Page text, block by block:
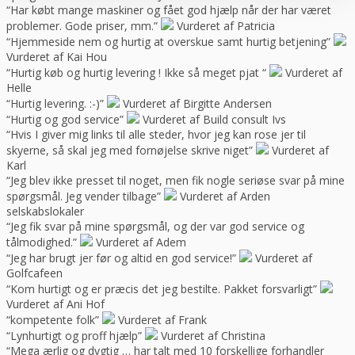
“Har købt mange maskiner og fået god hjælp når der har været
problemer. Gode priser, mm.”
Vurderet af Patricia
“Hjemmeside nem og hurtig at overskue samt hurtig betjening”
Vurderet af Kai Hou
“Hurtig køb og hurtig levering ! Ikke så meget pjat “
Vurderet af
Helle
“Hurtig levering. :-)”
Vurderet af Birgitte Andersen
“Hurtig og god service”
Vurderet af Build consult Ivs
“Hvis I giver mig links til alle steder, hvor jeg kan rose jer til
skyerne, så skal jeg med fornøjelse skrive niget”
Vurderet af
Karl
“Jeg blev ikke presset til noget, men fik nogle seriøse svar på mine
spørgsmål. Jeg vender tilbage”
Vurderet af Arden
selskabslokaler
“Jeg fik svar på mine spørgsmål, og der var god service og
tålmodighed.”
Vurderet af Adem
“Jeg har brugt jer før og altid en god service!”
Vurderet af
Golfcafeen
“Kom hurtigt og er præcis det jeg bestilte. Pakket forsvarligt”
Vurderet af Ani Hof
“kompetente folk”
Vurderet af Frank
“Lynhurtigt og proff hjælp”
Vurderet af Christina
“Mega ærlig og dygtig … har talt med 10 forskellige forhandler